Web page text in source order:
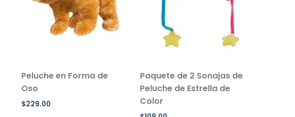
Peluche en Forma de
Oso
$229.00
Paquete de 2 Sonajas de
Peluche de Estrella de
Color